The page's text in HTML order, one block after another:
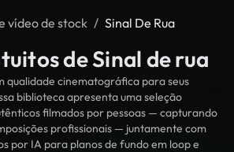
vídeo de stock Sinal De Rua
de Sinal de rua
qualidade cinematográfica para seus
biblioteca apresenta uma seleção
filmados por pessoas — capturando
profissionais — juntamente com
por IA para planos de fundo em loop e